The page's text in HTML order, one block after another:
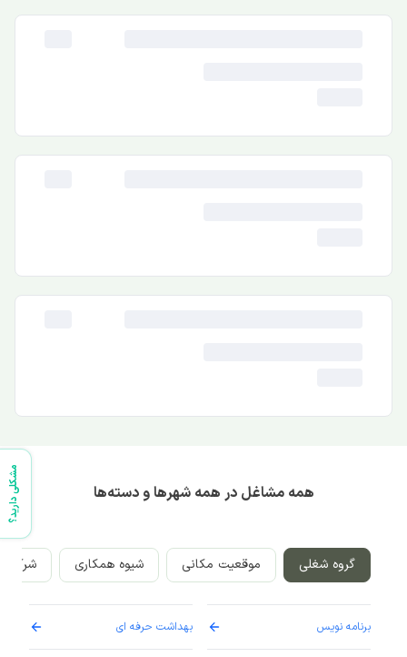
همه مشاغل در همه شهرها و دسته‌ها
گروه شغلی موقعیت مکانی شیوه همکاری
برنامه نویس بهداشت حرفه ای
مشکلی دارید؟